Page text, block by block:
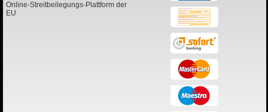
Online-Streitbeilegungs-Plattform der
EU